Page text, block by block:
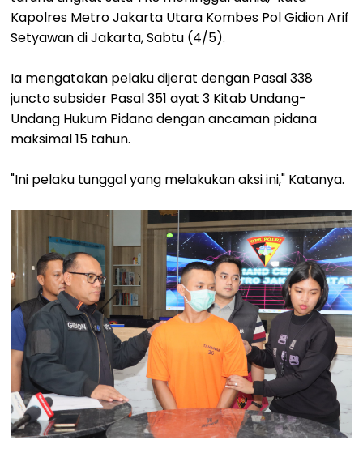
Kapolres Metro Jakarta Utara Kombes Pol Gidion Arif
Setyawan di Jakarta, Sabtu (4/5).
Ia mengatakan pelaku dijerat dengan Pasal 338
juncto subsider Pasal 351 ayat 3 Kitab Undang-
Undang Hukum Pidana dengan ancaman pidana
maksimal 15 tahun.
"Ini pelaku tunggal yang melakukan aksi ini," Katanya.